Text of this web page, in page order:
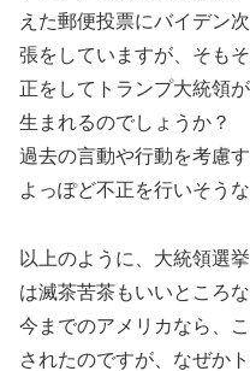
えた郵便投票にバイデン
張をしていますが、そも
正をしてトランプ大統領
生まれるのでしょうか？
過去の言動や行動を考慮
よっぽど不正を行いそうな
以上のように、大統領選
は滅茶苦茶もいいところな
今までのアメリカなら、
されたのですが、なぜか